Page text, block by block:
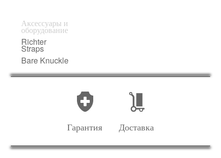
Аксессуары и
оборудование
Richter
Straps
Bare Knuckle
Гарантия Доставка